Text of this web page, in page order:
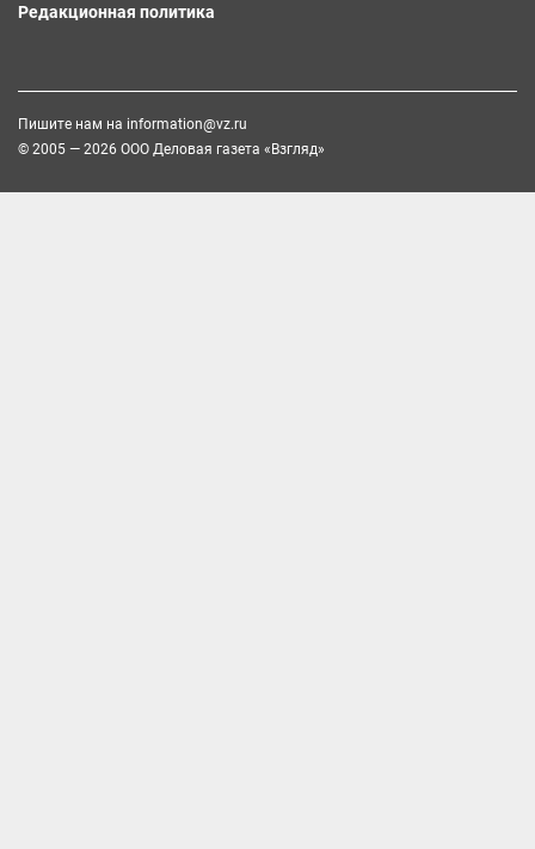
Редакционная политика
Пишите нам на information@vz.ru
© 2005 — 2026 ООО Деловая газета «Взгляд»